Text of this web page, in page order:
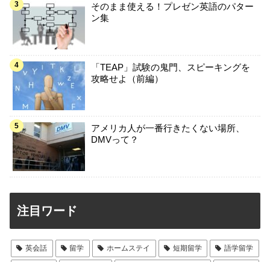
そのまま使える！プレゼン英語のパター
ン集
「TEAP」試験の鬼門、スピーキングを
攻略せよ（前編）
アメリカ人が一番行きたくない場所、
DMVって？
注目ワード
英会話 留学 ホームステイ 短期留学 語学留学